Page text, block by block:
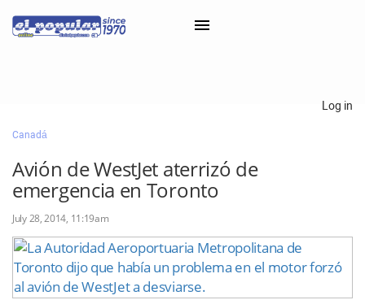
Classifieds
Categorías
Iniciar sesión con Clascal
×
Log in
Canadá
Avión de WestJet aterrizó de
emergencia en Toronto
July 28, 2014, 11:19am